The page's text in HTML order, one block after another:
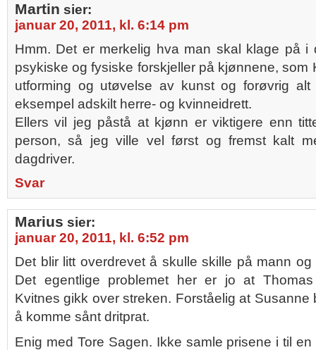
Martin sier:
januar 20, 2011, kl. 6:14 pm
Hmm. Det er merkelig hva man skal klage på i
psykiske og fysiske forskjeller på kjønnene, som
utforming og utøvelse av kunst og forøvrig
eksempel adskilt herre- og kvinneidrett.
Ellers vil jeg påstå at kjønn er viktigere enn
person, så jeg ville vel først og fremst kalt
dagdriver.
Svar
Marius sier:
januar 20, 2011, kl. 6:52 pm
Det blir litt overdrevet å skulle skille på mann
Det egentlige problemet her er jo at
Kvitnes gikk over streken. Forståelig at Susanne
å komme sånt dritprat.
Enig med Tore Sagen. Ikke samle prisene i til